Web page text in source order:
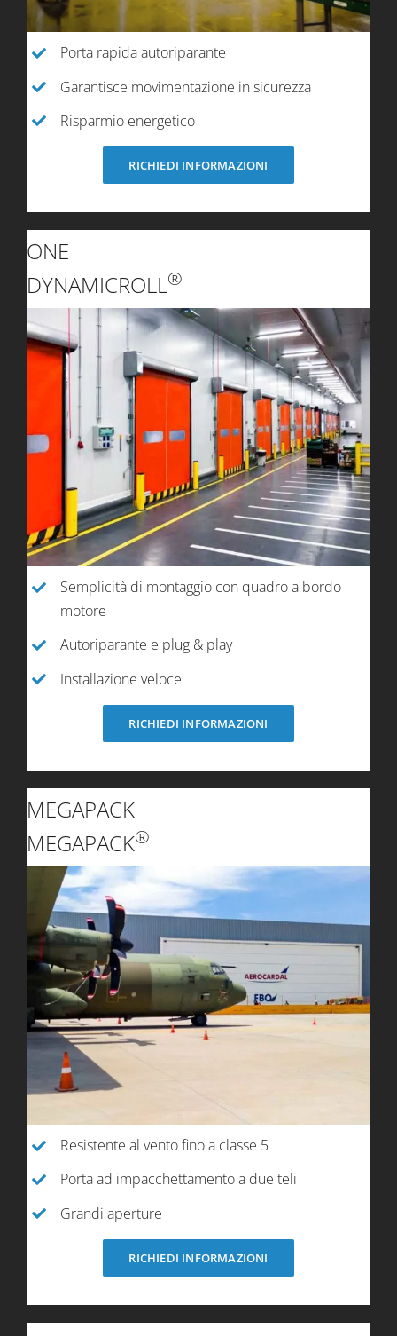
Porta rapida autoriparante
Garantisce movimentazione in sicurezza
Risparmio energetico
RICHIEDI INFORMAZIONI
ONE
DYNAMICROLL®
Semplicità di montaggio con quadro a bordo
motore
Autoriparante e plug & play
Installazione veloce
RICHIEDI INFORMAZIONI
MEGAPACK
MEGAPACK®
Resistente al vento fino a classe 5
Porta ad impacchettamento a due teli
Grandi aperture
RICHIEDI INFORMAZIONI